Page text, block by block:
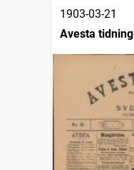
1903-03-21
Avesta tidning